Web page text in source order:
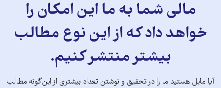
مالی شما به ما این امکان را
خواهد داد که از این نوع مطالب
بیشتر منتشر کنیم.
آیا مایل هستید ما را در تحقیق و نوشتن تعداد بیشتری از این‌گونه مطالب